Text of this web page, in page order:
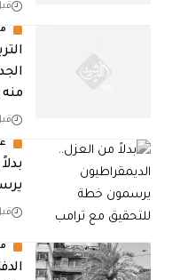
قبل 20
قبل 24
قبل 25